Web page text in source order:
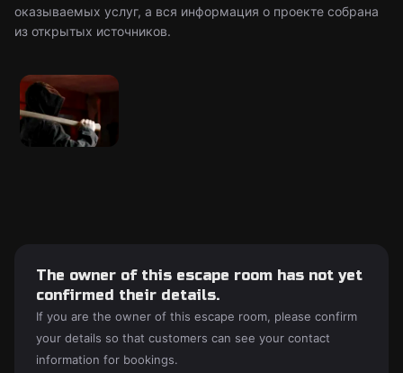
оказываемых услуг, а вся информация о проекте собрана
из открытых источников.
The owner of this escape room has not yet
confirmed their details.
If you are the owner of this escape room, please confirm
your details so that customers can see your contact
information for bookings.